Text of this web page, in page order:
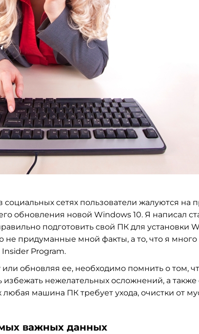
сетях пользователи жалуются на
обновления новой Windows 10. Я написал
подготовить свой ПК для установки
не придуманные мной факты, а то, что я много
Insider Program.
обновляя ее, необходимо помнить о том,
нежелательных осложнений, а также
машина ПК требует ухода, очистки от
важных данных